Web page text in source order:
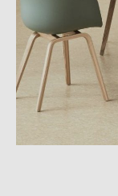
Olavi :45% viscose,
Steelcut :90% laine
Steelcut Trio :